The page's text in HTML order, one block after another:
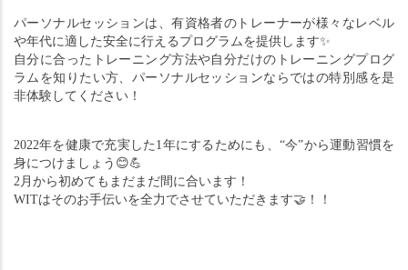
パーソナルセッションは、有資格者のトレーナーが様々なレベル
や年代に適した安全に行えるプログラムを提供します✨
自分に合ったトレーニング方法や自分だけのトレーニングプログ
ラムを知りたい方、パーソナルセッションならではの特別感を是
非体験してください！
2022年を健康で充実した1年にするためにも、“今”から運動習慣を
身につけましょう 😊💪
2月から初めてもまだまだ間に合います！
WITはそのお手伝いを全力でさせていただきます🤝 ！！